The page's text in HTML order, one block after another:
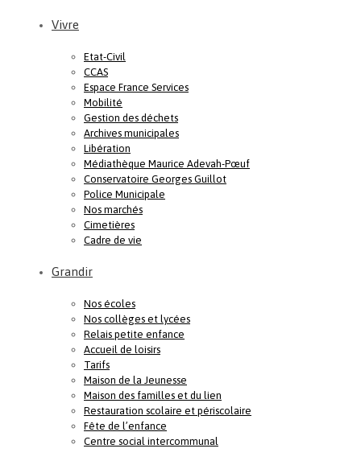
Vivre
Etat-Civil
CCAS
Espace France Services
Mobilité
Gestion des déchets
Archives municipales
Libération
Médiathèque Maurice Adevah-Pœuf
Conservatoire Georges Guillot
Police Municipale
Nos marchés
Cimetières
Cadre de vie
Grandir
Nos écoles
Nos collèges et lycées
Relais petite enfance
Accueil de loisirs
Tarifs
Maison de la Jeunesse
Maison des familles et du lien
Restauration scolaire et périscolaire
Fête de l’enfance
Centre social intercommunal